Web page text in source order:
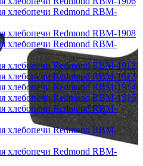
хлебопечи Redmond RBM-
хлебопечи Redmond RBM-1908
хлебопечи Redmond RBM-
хлебопечи Redmond RBM-1912
хлебопечи Redmond RBM-1913
хлебопечи Redmond RBM-1914
хлебопечи Redmond RBM-1915
хлебопечи Redmond RBM-
хлебопечи Redmond RBM-
хлебопечи Redmond RBM-